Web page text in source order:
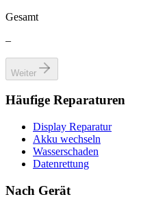
Gesamt
–
Weiter
Häufige Reparaturen
Display Reparatur
Akku wechseln
Wasserschaden
Datenrettung
Nach Gerät